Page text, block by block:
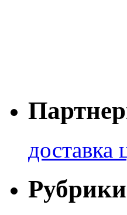
доставка
Рубрики